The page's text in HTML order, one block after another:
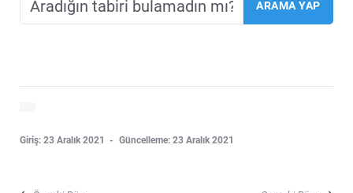
Giriş: 23 Aralık 2021 Güncelleme: 23 Aralık 2021